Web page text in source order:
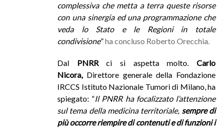
complessiva che metta a terra queste risorse
con una sinergia ed una programmazione che
veda lo Stato e le Regioni in totale
condivisione”ha concluso Roberto Orecchia.
Dal PNRRci si aspetta molto.Carlo
Nicora, Direttore generale della Fondazione
IRCCS Istituto Nazionale Tumori di Milano, ha
spiegato: “Il PNRR ha focalizzato l’attenzione
sul tema della medicina territoriale, sempre di
più occorre riempire di contenuti e di funzioni i